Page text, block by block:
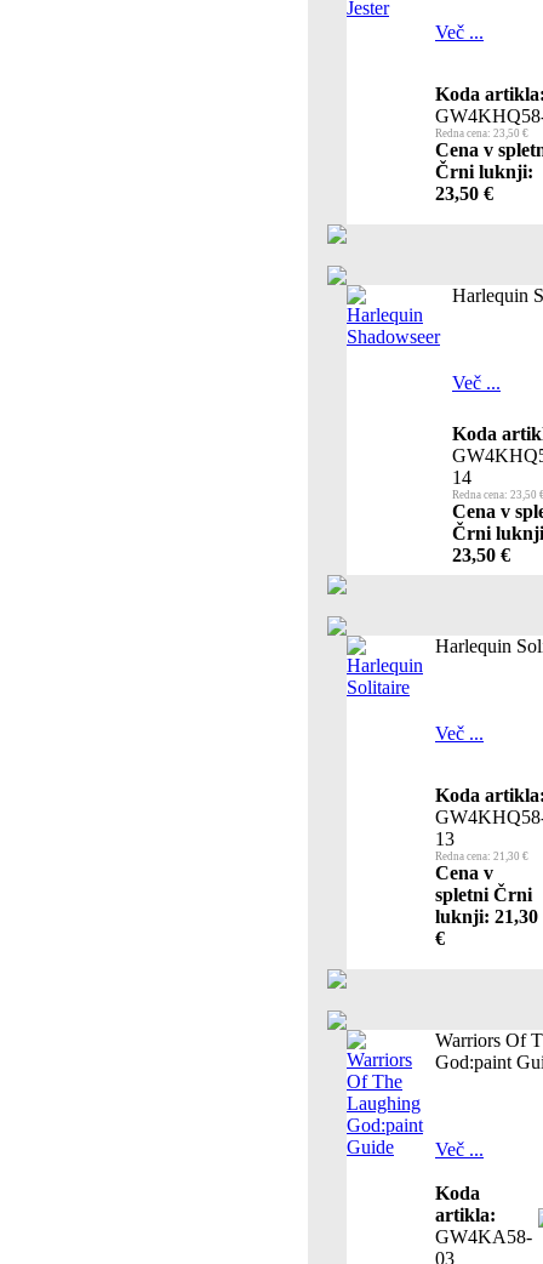
Več ...
Koda
Redna cena: 23,50 €
Cena v
Črni luknji:
23,50 €
Harlequin
Več ...
Koda
14
Redna cena: 23,50
Cena v
Črni
23,50 €
Harlequin
Več ...
Koda
13
Redna cena: 21,30 €
Cena v
spletni Črni
luknji: 21,30
€
Warriors Of
God:paint
Več ...
Koda
artikla:
GW4KA58-
03